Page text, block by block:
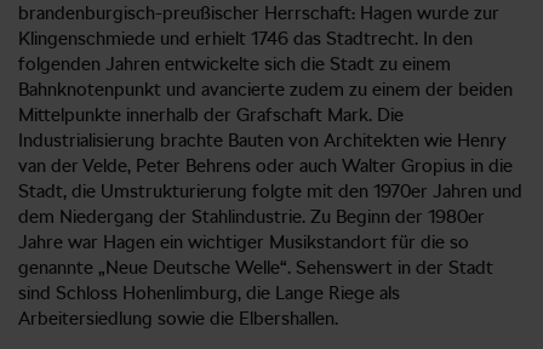
brandenburgisch-preußischer Herrschaft: Hagen wurde zur
Klingenschmiede und erhielt 1746 das Stadtrecht. In den
folgenden Jahren entwickelte sich die Stadt zu einem
Bahnknotenpunkt und avancierte zudem zu einem der beiden
Mittelpunkte innerhalb der Grafschaft Mark. Die
Industrialisierung brachte Bauten von Architekten wie Henry
van der Velde, Peter Behrens oder auch Walter Gropius in die
Stadt, die Umstrukturierung folgte mit den 1970er Jahren und
dem Niedergang der Stahlindustrie. Zu Beginn der 1980er
Jahre war Hagen ein wichtiger Musikstandort für die so
genannte „Neue Deutsche Welle“. Sehenswert in der Stadt
sind Schloss Hohenlimburg, die Lange Riege als
Arbeitersiedlung sowie die Elbershallen.